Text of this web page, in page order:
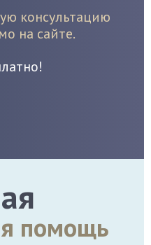
консультацию
на сайте.
помощь